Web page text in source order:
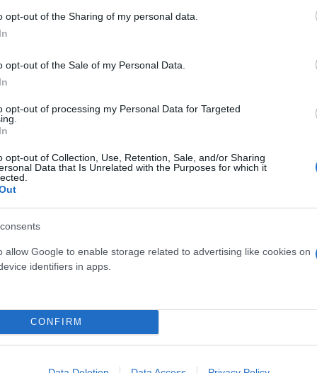
opt-out of the Sharing of my personal data.
opt-out of the Sale of my Personal Data.
opt-out of processing my Personal Data for Targeted
opt-out of Collection, Use, Retention, Sale, and/or Sharing
Data that Is Unrelated with the Purposes for which it
allow Google to enable storage related to advertising like cookies on
identifiers in apps.
CONFIRM
ότι το παιδί που βρέθηκε νεκρόείναι
μεταξύ των οποίων ένα βρέφος 11 μηνών.
πύραυλοι Ισκαντέρ έπληξαν τα κτίρια αυτά.
Σύμφωνα με τον ίδιο, 9 φορτηγά έπιασαν επίσης